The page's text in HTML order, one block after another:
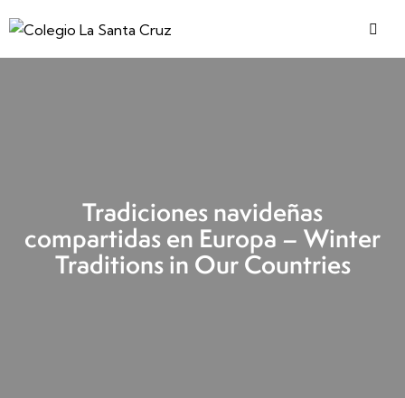
Tradiciones navideñas
compartidas en Europa – Winter
Traditions in Our Countries